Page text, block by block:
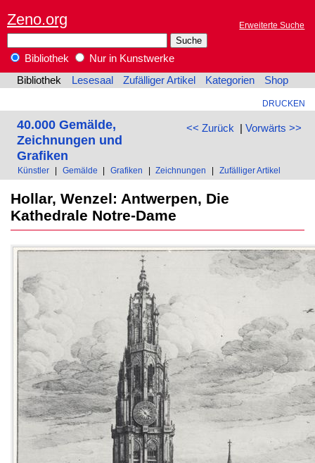
Zeno.org Erweiterte Suche
Bibliothek
Nur in Kunstwerke
Bibliothek
Lesesaal Zufälliger Artikel Kategorien Shop
DRUCKEN
<< Zurück | Vorwärts >>
40.000 Gemälde,
Zeichnungen und
Grafiken
Künstler Gemälde Grafiken Zeichnungen Zufälliger Artikel
Hollar, Wenzel: Antwerpen, Die
Kathedrale Notre-Dame